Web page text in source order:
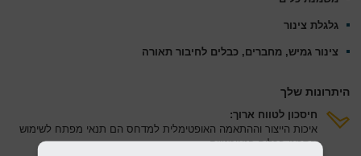
גלגלת צינור
צינור גמיש, מחברים, כבלים לחיבור תאורה
היתרונות שלך
חיסכון לטווח ארוך:
איכות הייצור וההתאמה האופטימלית למדחס הם תנאי מפתח לשימוש
חסכוני בכלים פנאומטיים.